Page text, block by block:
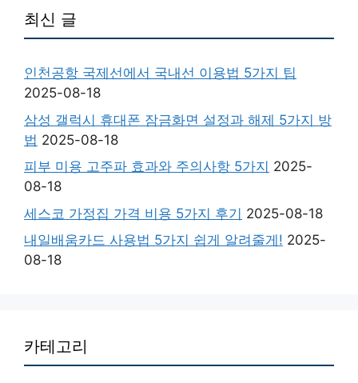
최신 글
인천공항 국제선에서 국내선 이용법 5가지 팁
2025-08-18
삼성 갤럭시 휴대폰 잠금화면 설정과 해제 5가지 방
법 2025-08-18
피부 미용 고주파 효과와 주의사항 5가지 2025-
08-18
세스코 가정집 가격 비용 5가지 후기 2025-08-18
내일배움카드 사용법 5가지 쉽게 알려줄게! 2025-
08-18
카테고리